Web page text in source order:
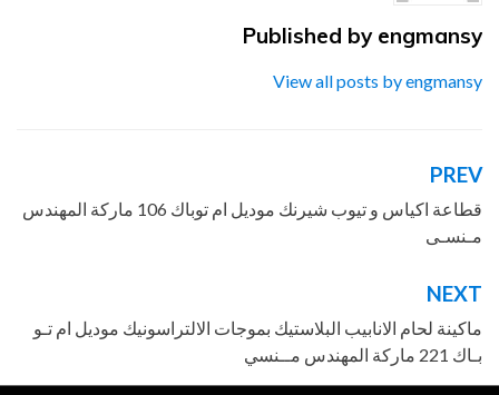
Published by engmansy
View all posts by engmansy
تصفّح
المقالات
PREV
قطاعة اكياس و تيوب شيرنك موديل ام توباك 106 ماركة المهندس
مـنسـى
NEXT
ماكينة لحام الانابيب البلاستيك بموجات الالتراسونيك موديل ام تـو
بـاك 221 ماركة المهندس مــنسي